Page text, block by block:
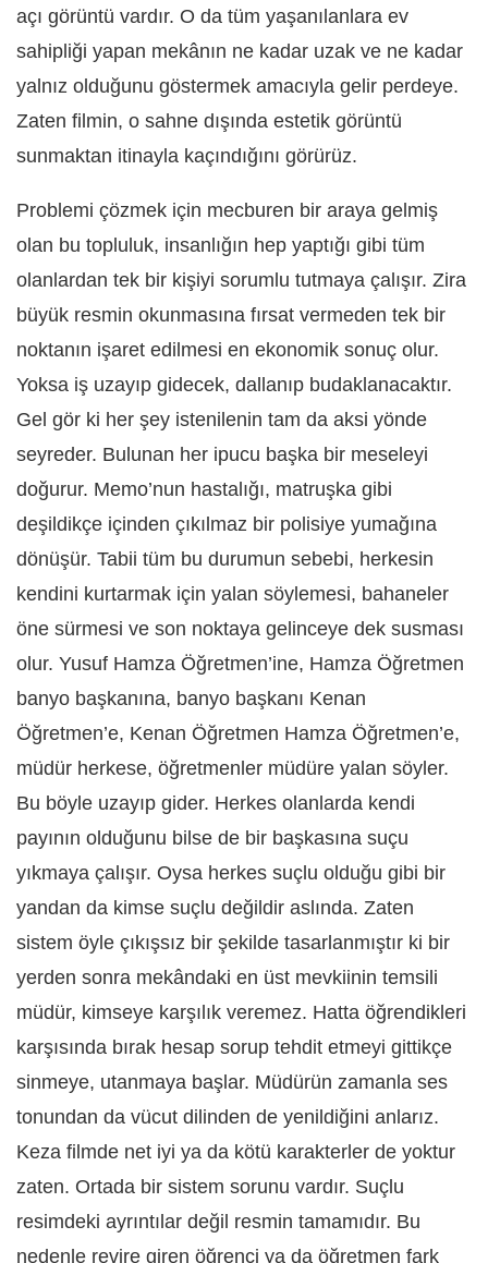
açı görüntü vardır. O da tüm yaşanılanlara ev
sahipliği yapan mekânın ne kadar uzak ve ne kadar
yalnız olduğunu göstermek amacıyla gelir perdeye.
Zaten filmin, o sahne dışında estetik görüntü
sunmaktan itinayla kaçındığını görürüz.
Problemi çözmek için mecburen bir araya gelmiş
olan bu topluluk, insanlığın hep yaptığı gibi tüm
olanlardan tek bir kişiyi sorumlu tutmaya çalışır. Zira
büyük resmin okunmasına fırsat vermeden tek bir
noktanın işaret edilmesi en ekonomik sonuç olur.
Yoksa iş uzayıp gidecek, dallanıp budaklanacaktır.
Gel gör ki her şey istenilenin tam da aksi yönde
seyreder. Bulunan her ipucu başka bir meseleyi
doğurur. Memo’nun hastalığı, matruşka gibi
deşildikçe içinden çıkılmaz bir polisiye yumağına
dönüşür. Tabii tüm bu durumun sebebi, herkesin
kendini kurtarmak için yalan söylemesi, bahaneler
öne sürmesi ve son noktaya gelinceye dek susması
olur. Yusuf Hamza Öğretmen’ine, Hamza Öğretmen
banyo başkanına, banyo başkanı Kenan
Öğretmen’e, Kenan Öğretmen Hamza Öğretmen’e,
müdür herkese, öğretmenler müdüre yalan söyler.
Bu böyle uzayıp gider. Herkes olanlarda kendi
payının olduğunu bilse de bir başkasına suçu
yıkmaya çalışır. Oysa herkes suçlu olduğu gibi bir
yandan da kimse suçlu değildir aslında. Zaten
sistem öyle çıkışsız bir şekilde tasarlanmıştır ki bir
yerden sonra mekândaki en üst mevkiinin temsili
müdür, kimseye karşılık veremez. Hatta öğrendikleri
karşısında bırak hesap sorup tehdit etmeyi gittikçe
sinmeye, utanmaya başlar. Müdürün zamanla ses
tonundan da vücut dilinden de yenildiğini anlarız.
Keza filmde net iyi ya da kötü karakterler de yoktur
zaten. Ortada bir sistem sorunu vardır. Suçlu
resimdeki ayrıntılar değil resmin tamamıdır. Bu
nedenle revire giren öğrenci ya da öğretmen fark